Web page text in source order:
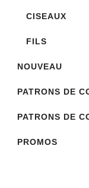
CISEAUX
FILS
NOUVEAU
PATRONS DE
PATRONS DE
PROMOS